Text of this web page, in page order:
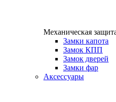
Механическая
Замки капота
Замок КПП
Замок дверей
Замки фар
Аксессуары